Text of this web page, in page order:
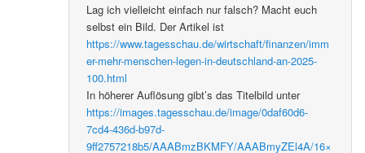
Lag ich vielleicht einfach nur falsch? Macht euch
selbst ein Bild. Der Artikel ist
https://www.tagesschau.de/wirtschaft/finanzen/imm
er-mehr-menschen-legen-in-deutschland-an-2025-
100.html
In höherer Auflösung gibt’s das Titelbild unter
https://images.tagesschau.de/image/0daf60d6-
7cd4-436d-b97d-
9ff2757218b5/AAABmzBKMFY/AAABmyZEl4A/16×